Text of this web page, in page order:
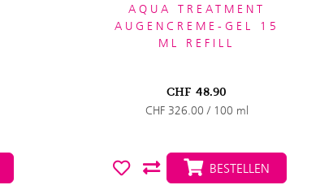
AQUA TREATMENT
AUGENCREME-GEL 15
ML REFILL
CHF 48.90
CHF 326.00 / 100 ml
BESTELLEN